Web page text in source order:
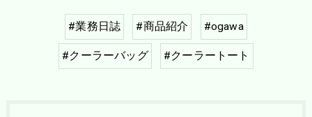
#業務日誌 #商品紹介 #ogawa
#クーラーバッグ #クーラートート